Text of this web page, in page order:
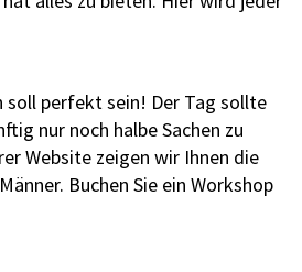
soll perfekt sein! Der Tag sollte
nur noch halbe Sachen zu
Website zeigen wir Ihnen die
Buchen Sie ein Workshop